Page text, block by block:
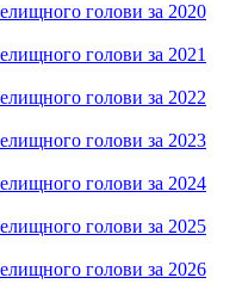
голови за 2020
голови за 2021
голови за 2022
голови за 2023
голови за 2024
голови за 2025
голови за 2026